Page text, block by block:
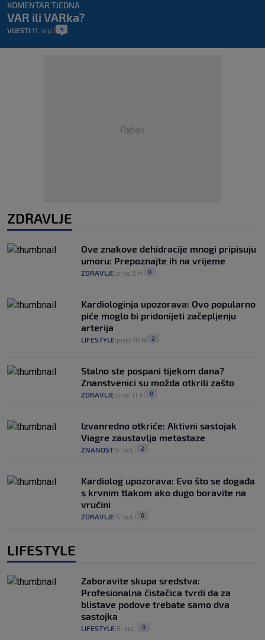
KOMENTAR TJEDNA
VAR ili VARka?
VIJESTI 11. srp. 4
Oglas
ZDRAVLJE
Ove znakove dehidracije mnogi pripisuju
umoru: Prepoznajte ih na vrijeme
ZDRAVLJE prije 2 h 0
Kardiologinja upozorava: Ovo popularno
piće moglo bi pridonijeti začepljenju
arterija
LIFESTYLE prije 10 h 2
Stalno ste pospani tijekom dana?
Znanstvenici su možda otkrili zašto
ZDRAVLJE prije 11 h 0
Izvanredno otkriće: Aktivni sastojak
Viagre zaustavlja metastaze
ZNANOST 6. kol. 2
Kardiolog upozorava: Evo što se događa
s krvnim tlakom ako dugo boravite na
vrućini
ZDRAVLJE 5. kol. 0
LIFESTYLE
Zaboravite skupa sredstva:
Profesionalna čistačica tvrdi da za
blistave podove trebate samo dva
sastojka
LIFESTYLE 6. kol. 0